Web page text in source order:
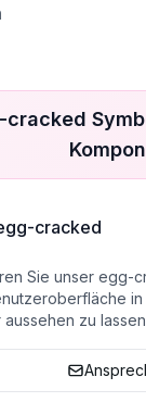
cracked
cracked
Sie unser egg-
in
zu lassen